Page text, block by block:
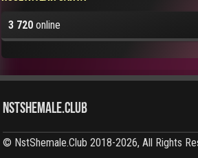
3 720 online
NstShemale.Club
© NstShemale.Club 2018-2026, All Rights